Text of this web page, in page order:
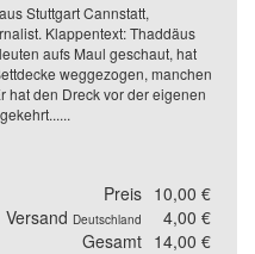
Stuttgart Cannstatt,
Klappentext: Thaddäus
aufs Maul geschaut, hat
weggezogen, manchen
hat den Dreck vor der eigenen
Preis 10,00 €
Versand Deutschland
4,00 €
Gesamt 14,00 €